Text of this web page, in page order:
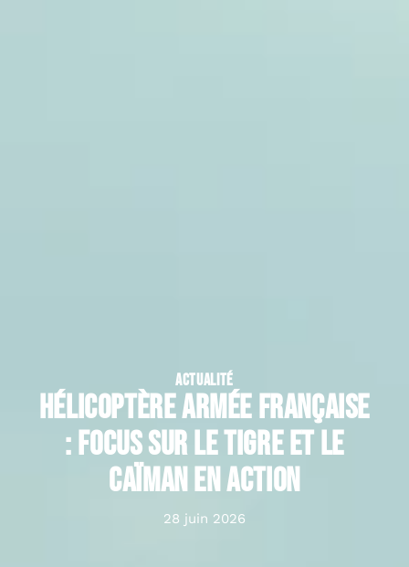
ACTUALITÉ
Hélicoptère Armée française
: focus sur le Tigre et le
Caïman en action
28 juin 2026